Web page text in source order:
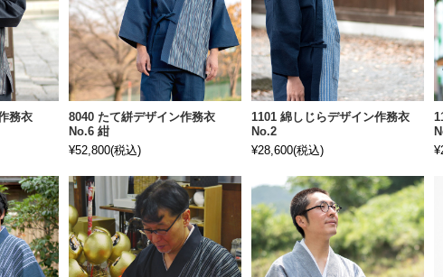
務衣
8040 たて絣デザイン作務衣
No.6 紺
¥52,800(税込)
1101 綿しじらデザイン作務衣
No.2
¥28,600(税込)